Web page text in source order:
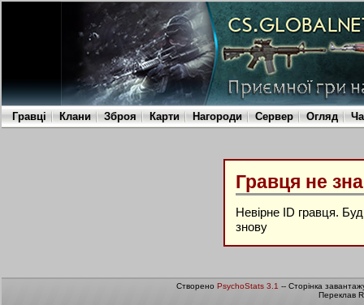
Гравці Клани Зброя Карти Нагороди Сервер Огляд
Гравця не
Невірне ID гравця.
знову
Створено PsychoStats 3.1 -- Сторінка
Переклав